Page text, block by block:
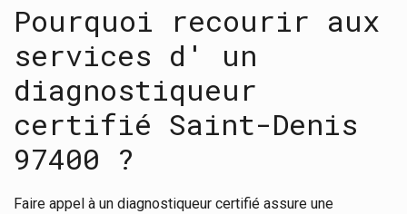
Pourquoi recourir aux
services d' un
diagnostiqueur
certifié Saint-Denis
97400 ?
Faire appel à un diagnostiqueur certifié assure une